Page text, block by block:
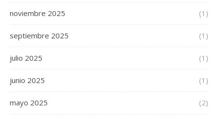
noviembre 2025 (1)
septiembre 2025 (1)
julio 2025 (1)
junio 2025 (1)
mayo 2025 (2)